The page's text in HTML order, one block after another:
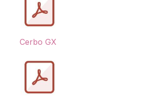
Cerbo GX